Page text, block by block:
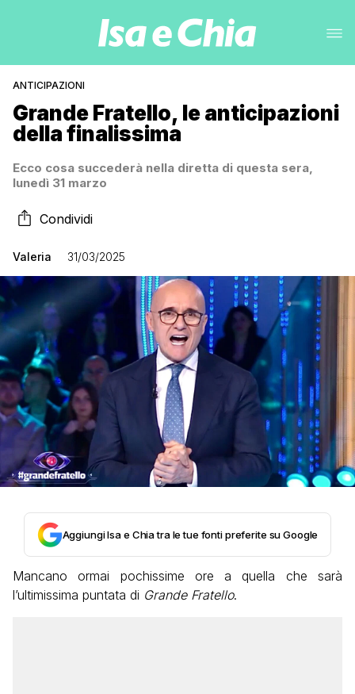
ANTICIPAZIONI
Grande Fratello, le anticipazioni
della finalissima
Ecco cosa succederà nella diretta di questa sera,
lunedì 31 marzo
Condividi
Valeria 31/03/2025
Aggiungi Isa e Chia tra le tue fonti preferite su Google
Mancano ormai pochissime ore a quella che sarà
l’ultimissima puntata di Grande Fratello.